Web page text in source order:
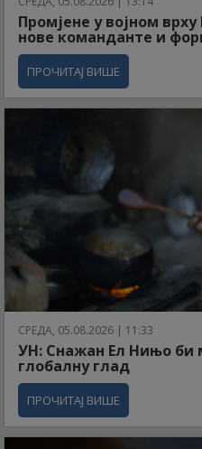
Промјене у војном
нове команданте и
ПРОЧИТАЈ ВИШЕ
СРЕДА, 05.08.2026 | 11:33
УН: Снажан Ел Нињо би
глобалну глад
ПРОЧИТАЈ ВИШЕ